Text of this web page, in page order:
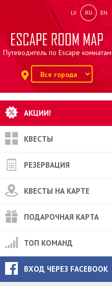
LV RU EN
Путеводитель по Escape комнатам
АКЦИИ!
КВЕСТЫ
РЕЗЕРВАЦИЯ
КВЕСТЫ НА КАРТЕ
ПОДАРОЧНАЯ КАРТА
ТОП КОМАНД
ВХОД ЧЕРЕЗ FACEBOOK